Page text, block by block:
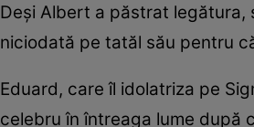
Deși Albert a păstrat legătura,
niciodată pe tatăl său pentru
Eduard, care îl idolatriza pe
celebru în întreaga lume după